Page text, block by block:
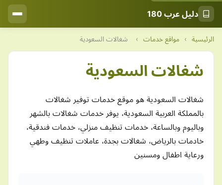
دليل عرب 180
الرئيسية › مواقع خدمات › شغالات السعودية
شغالات السعودية
شغالات السعودية هو موقع خدمات توفير شغالات
بالمملكة العربية السعودية، يوفر خدمات شغالات بالشهر
وباليوم وبالساعة، خدمات تنظيف منزلي، خدمات فندقية،
خادمات بالرياض، شغالات بجدة، عاملات تنظيف وطهي
ورعاية اطفال ومسنين